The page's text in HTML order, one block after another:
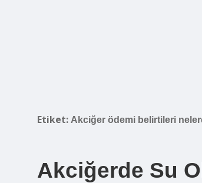
Etiket: Akciğer ödemi belirtileri
Akciğerde Su